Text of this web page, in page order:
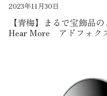
2023年11月30日
【青梅】まるで宝飾品
Hear More アドフォク